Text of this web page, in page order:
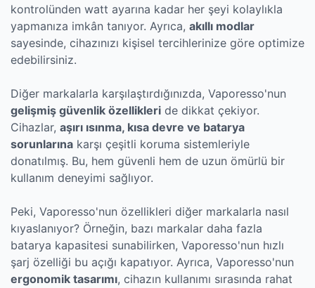
kontrolünden watt ayarına kadar her şeyi kolaylıkla
yapmanıza imkân tanıyor. Ayrıca, akıllı modlar
sayesinde, cihazınızı kişisel tercihlerinize göre optimize
edebilirsiniz.
Diğer markalarla karşılaştırdığınızda, Vaporesso'nun
gelişmiş güvenlik özellikleri de dikkat çekiyor.
Cihazlar, aşırı ısınma, kısa devre ve batarya
sorunlarına karşı çeşitli koruma sistemleriyle
donatılmış. Bu, hem güvenli hem de uzun ömürlü bir
kullanım deneyimi sağlıyor.
Peki, Vaporesso'nun özellikleri diğer markalarla nasıl
kıyaslanıyor? Örneğin, bazı markalar daha fazla
batarya kapasitesi sunabilirken, Vaporesso'nun hızlı
şarj özelliği bu açığı kapatıyor. Ayrıca, Vaporesso'nun
ergonomik tasarımı, cihazın kullanımı sırasında rahat